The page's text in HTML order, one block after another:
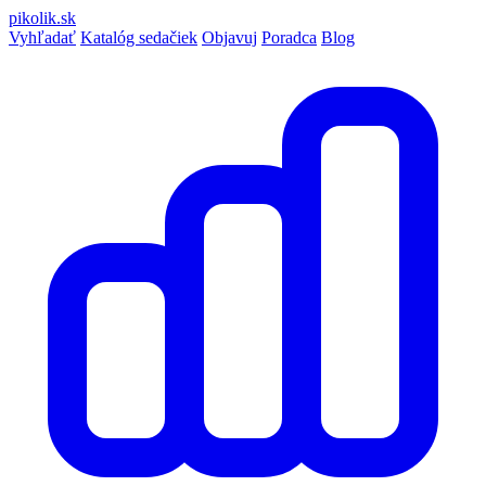
pikolik.sk
Vyhľadať Katalóg sedačiek Objavuj Poradca Blog